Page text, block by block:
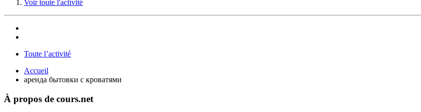
Voir toute l'activité
Toute l’activité
Accueil
аренда бытовки с кроватями
À propos de cours.net